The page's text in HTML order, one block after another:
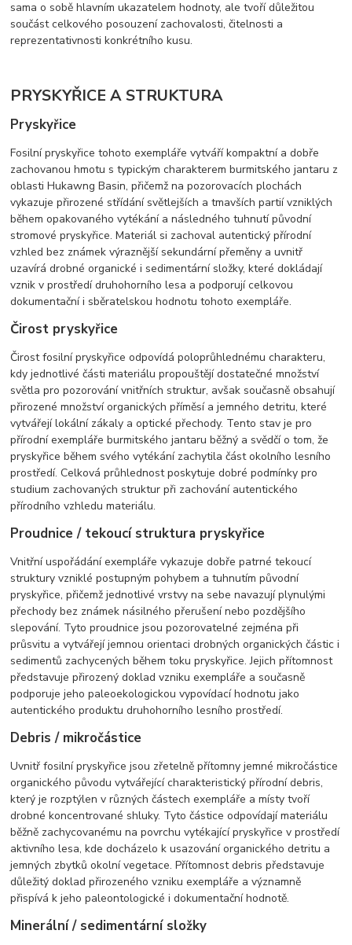
sama o sobě hlavním ukazatelem hodnoty, ale tvoří důležitou
součást celkového posouzení zachovalosti, čitelnosti a
reprezentativnosti konkrétního kusu.
PRYSKYŘICE A STRUKTURA
Pryskyřice
Fosilní pryskyřice tohoto exempláře vytváří kompaktní a dobře
zachovanou hmotu s typickým charakterem burmitského jantaru z
oblasti Hukawng Basin, přičemž na pozorovacích plochách
vykazuje přirozené střídání světlejších a tmavších partií vzniklých
během opakovaného vytékání a následného tuhnutí původní
stromové pryskyřice. Materiál si zachoval autentický přírodní
vzhled bez známek výraznější sekundární přeměny a uvnitř
uzavírá drobné organické i sedimentární složky, které dokládají
vznik v prostředí druhohorního lesa a podporují celkovou
dokumentační i sběratelskou hodnotu tohoto exempláře.
Čirost pryskyřice
Čirost fosilní pryskyřice odpovídá poloprůhlednému charakteru,
kdy jednotlivé části materiálu propouštějí dostatečné množství
světla pro pozorování vnitřních struktur, avšak současně obsahují
přirozené množství organických příměsí a jemného detritu, které
vytvářejí lokální zákaly a optické přechody. Tento stav je pro
přírodní exempláře burmitského jantaru běžný a svědčí o tom, že
pryskyřice během svého vytékání zachytila část okolního lesního
prostředí. Celková průhlednost poskytuje dobré podmínky pro
studium zachovaných struktur při zachování autentického
přírodního vzhledu materiálu.
Proudnice / tekoucí struktura pryskyřice
Vnitřní uspořádání exempláře vykazuje dobře patrné tekoucí
struktury vzniklé postupným pohybem a tuhnutím původní
pryskyřice, přičemž jednotlivé vrstvy na sebe navazují plynulými
přechody bez známek násilného přerušení nebo pozdějšího
slepování. Tyto proudnice jsou pozorovatelné zejména při
průsvitu a vytvářejí jemnou orientaci drobných organických částic i
sedimentů zachycených během toku pryskyřice. Jejich přítomnost
představuje přirozený doklad vzniku exempláře a současně
podporuje jeho paleoekologickou vypovídací hodnotu jako
autentického produktu druhohorního lesního prostředí.
Debris / mikročástice
Uvnitř fosilní pryskyřice jsou zřetelně přítomny jemné mikročástice
organického původu vytvářející charakteristický přírodní debris,
který je rozptýlen v různých částech exempláře a místy tvoří
drobné koncentrované shluky. Tyto částice odpovídají materiálu
běžně zachycovanému na povrchu vytékající pryskyřice v prostředí
aktivního lesa, kde docházelo k usazování organického detritu a
jemných zbytků okolní vegetace. Přítomnost debris představuje
důležitý doklad přirozeného vzniku exempláře a významně
přispívá k jeho paleontologické i dokumentační hodnotě.
Minerální / sedimentární složky